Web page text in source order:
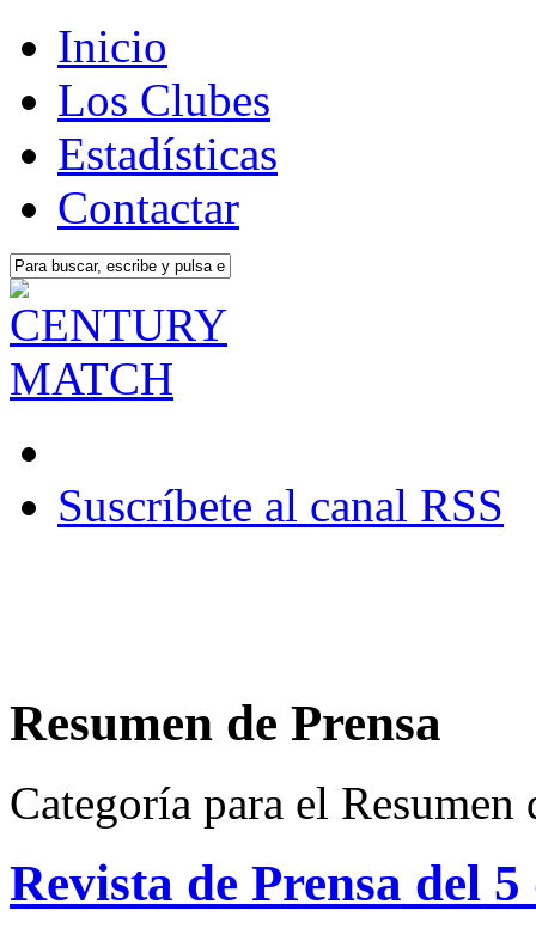
Inicio
Los Clubes
Estadísticas
Contactar
Suscríbete al canal RSS
Resumen de Prensa
Categoría para el Resumen
Revista de Prensa del